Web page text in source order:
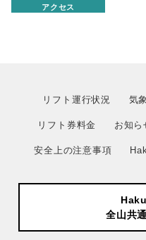
アクセス
リフト運行状況 気
リフト券料金 お知ら
安全上の注意事項
全山共